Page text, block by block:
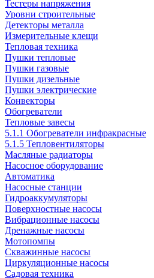
Тестеры напряжения
Уровни строительные
Детекторы металла
Измерительные клещи
Тепловая техника
Пушки тепловые
Пушки газовые
Пушки дизельные
Пушки электрические
Конвекторы
Обогреватели
Тепловые завесы
5.1.1 Обогреватели инфракрасные
5.1.5 Тепловентиляторы
Масляные радиаторы
Насосное оборудование
Автоматика
Насосные станции
Гидроаккумуляторы
Поверхностные насосы
Вибрационные насосы
Дренажные насосы
Мотопомпы
Скважинные насосы
Циркуляционные насосы
Садовая техника